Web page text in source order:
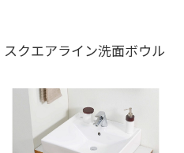
スクエアライン洗面ボウル